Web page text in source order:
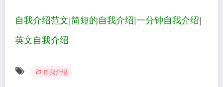
自我介绍范文|简短的自我介绍|一分钟自我介绍|
英文自我介绍
自我介绍